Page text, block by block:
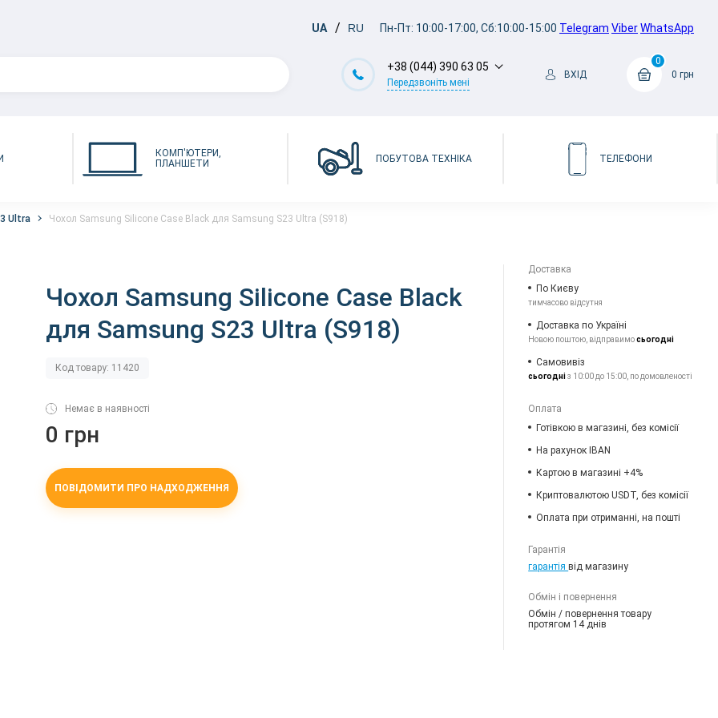
UA RU Пн-Пт: 10:00-17:00, Сб:10:00-15:00 Telegram ViberWhatsApp
+38 (044) 390 63 05
Передзвоніть мені
ВХІД
0
0 грн
КОМП'ЮТЕРИ,
ПЛАНШЕТИ
ПОБУТОВА ТЕХНІКА ТЕЛЕФОНИ
Ultra Чохол Samsung Silicone Case Black для Samsung S23 Ultra (S918)
Чохол Samsung Silicone Case Black
для Samsung S23 Ultra (S918)
Код товару: 11420
Немає в наявності
0 грн
ПОВІДОМИТИ ПРО НАДХОДЖЕННЯ
Доставка
По Києву
тимчасово відсутня
Доставка по Україні
Новою поштою, відправимосьогодні
Самовивіз
сьогодніз 10:00 до 15:00, по домовленості
Оплата
Готівкою в магазині, без комісії
На рахунок IBAN
Картою в магазині +4%
Криптовалютою USDT, без комісії
Оплата при отриманні, на пошті
Гарантія
гарантіявід магазину
Обмін і повернення
Обмін / повернення товару
протягом 14 днів